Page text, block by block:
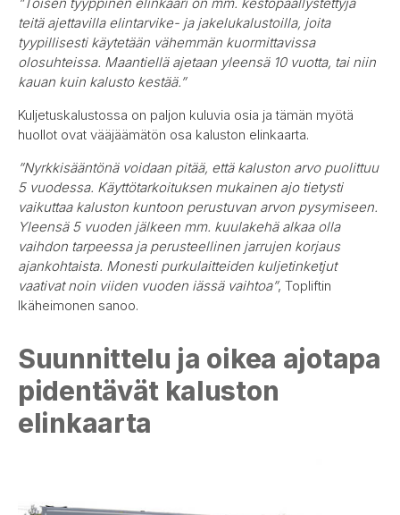
teitä ajettavilla elintarvike- ja jakelukalustoilla, joita
tyypillisesti käytetään vähemmän kuormittavissa
olosuhteissa. Maantiellä ajetaan yleensä 10 vuotta, tai niin
kauan kuin kalusto kestää.”
Kuljetuskalustossa on paljon kuluvia osia ja tämän myötä
huollot ovat vääjäämätön osa kaluston elinkaarta.
”Nyrkkisääntönä voidaan pitää, että kaluston arvo puolittuu
5 vuodessa. Käyttötarkoituksen mukainen ajo tietysti
vaikuttaa kaluston kuntoon perustuvan arvon pysymiseen.
Yleensä 5 vuoden jälkeen mm. kuulakehä alkaa olla
vaihdon tarpeessa ja perusteellinen jarrujen korjaus
ajankohtaista. Monesti purkulaitteiden kuljetinketjut
vaativat noin viiden vuoden iässä vaihtoa”, Topliftin
Ikäheimonen sanoo.
Suunnittelu ja oikea ajotapa
pidentävät kaluston
elinkaarta